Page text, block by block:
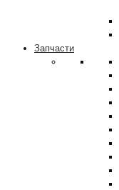
Запчасти